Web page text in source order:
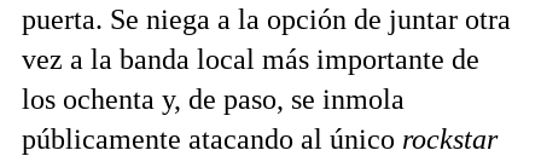
puerta. Se niega a la opción de juntar otra
vez a la banda local más importante de
los ochenta y, de paso, se inmola
públicamente atacando al único rockstar